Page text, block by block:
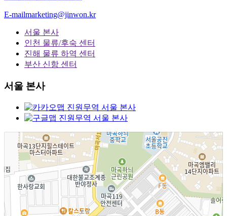
E-mailmarketing@jinwon.kr
서울 본사
인천 물류/후숙 센터
진해 물류 하역 센터
부산 신항 센터
서울 본사